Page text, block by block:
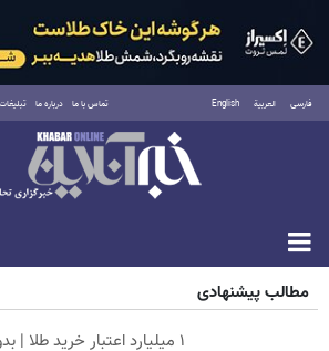
فارسی العربية English تماس با ما درباره ما تبلیغات
جمعه ۱۶ مرداد ۱۴۰۵
مطالب پیشنهادی
۱ میلیارد اعتبار خرید طلا | بدون ضامن و چک